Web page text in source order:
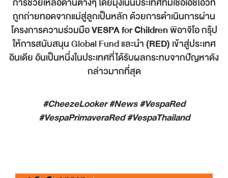
ถูกถ่ายทอดจากแม่สู่ลูกเป็นหลัก ด้วยการดำเนินการผ่าน
โครงการความร่วมมือVESPA for Childrenพิอาจิโอ กรุ๊ป
ให้การสนับสนุน Global Fund และนำ(RED) เข้าสู่ประเทศ
อินเดีย อันเป็นหนึ่งในประเทศที่ได้รับผลกระทบจากปัญหาดัง
กล่าวมากที่สุด
#CheezeLooker #News #VespaRed
#VespaPrimaveraRed #VespaThailand